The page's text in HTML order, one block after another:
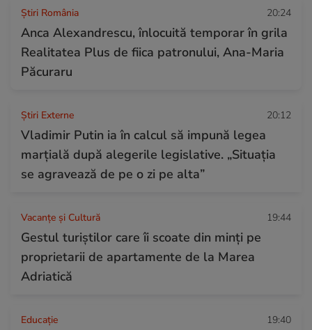
Știri România 20:24
Anca Alexandrescu, înlocuită temporar în grila
Realitatea Plus de fiica patronului, Ana-Maria
Păcuraru
Știri Externe 20:12
Vladimir Putin ia în calcul să impună legea
marțială după alegerile legislative. „Situația
se agravează de pe o zi pe alta”
Vacanțe și Cultură 19:44
Gestul turiștilor care îi scoate din minți pe
proprietarii de apartamente de la Marea
Adriatică
Educație 19:40